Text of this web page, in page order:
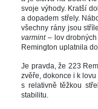
voje výhody. Kratší
a dopadem střely.
všechny rány jsou
varmint – lov drobných
Remington uplatnila
Je pravda, že 223
zvěře, dokonce i k
relativně těžkou
tabilitu.